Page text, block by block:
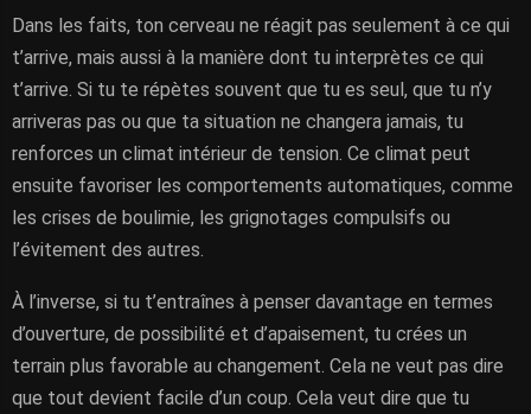
Dans les faits, ton cerveau ne réagit pas seulement à ce qui
t’arrive, mais aussi à la manière dont tu interprètes ce qui
t’arrive. Si tu te répètes souvent que tu es seul, que tu n’y
arriveras pas ou que ta situation ne changera jamais, tu
renforces un climat intérieur de tension. Ce climat peut
ensuite favoriser les comportements automatiques, comme
les crises de boulimie, les grignotages compulsifs ou
l’évitement des autres.
À l’inverse, si tu t’entraînes à penser davantage en termes
d’ouverture, de possibilité et d’apaisement, tu crées un
terrain plus favorable au changement. Cela ne veut pas dire
que tout devient facile d’un coup. Cela veut dire que tu